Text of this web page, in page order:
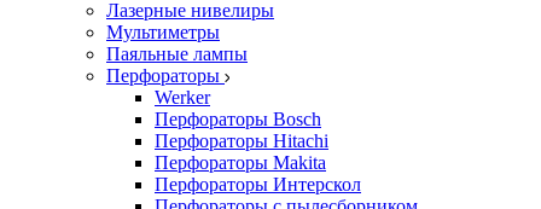
Лазерные нивелиры
Мультиметры
Паяльные лампы
Перфораторы
Werker
Перфораторы Bosch
Перфораторы Hitachi
Перфораторы Makita
Перфораторы Интерскол